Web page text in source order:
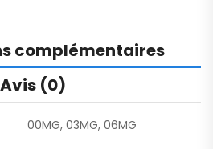
complémentaires
Avis (0)
00MG, 03MG, 06MG